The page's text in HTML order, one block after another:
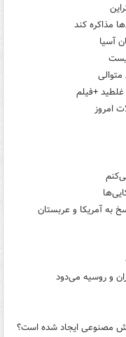
مذاکره کند
آسیا
+فیلم
به آمریکا و عربستان
و روسیه می‌دود
هوش مصنوعی ایجاد شده است؟